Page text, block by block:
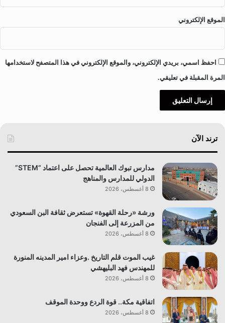
الموقع الإلكتروني
احفظ اسمي، بريدي الإلكتروني، والموقع الإلكتروني في هذا المتصفح لاستخدامها
المرة المقبلة في تعليقي.
ترند الآن
مدارس تبوك العالمية تحصل على اعتماد “STEM”
الدولي للمدارس والمناهج
8 أغسطس، 2026
ورشة «رحلة القهوة» تستعرض ثقافة البن السعودي
من المزرعة إلى الفنجان
8 أغسطس، 2026
غيب الموت قلم التاريخ .وعزاء امير المدينه المنورة
للمهندس فهد البليهشي
8 أغسطس، 2026
اتفاقية مكة.. قوة الردع ووحدة الموقف
8 أغسطس، 2026